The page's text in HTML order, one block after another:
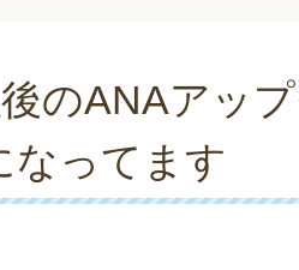
のANAアッ
なってます